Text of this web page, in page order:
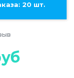
20 шт.